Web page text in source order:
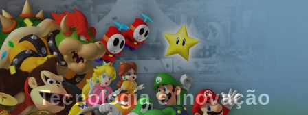
Tecnologia e Inovação